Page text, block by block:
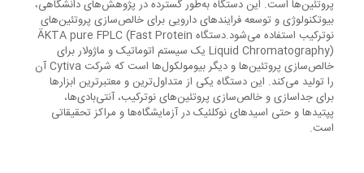
پروتئین‌ها است. این دستگاه به‌طور گسترده در پژوهش‌های دانشگاهی،
بیوتکنولوژی و توسعه فرایندهای دارویی برای خالص‌سازی پروتئین‌های
نوترکیب استفاده می‌شود.دستگاه ÄKTA pure FPLC (Fast Protein
Liquid Chromatography) یک سیستم اتوماتیک و ماژولار برای
خالص‌سازی پروتئین‌ها و دیگر بیومولکول‌ها است که شرکت Cytiva آن
را تولید می‌کند. این دستگاه یکی از متداول‌ترین و معتبرترین ابزارها
برای جداسازی و خالص‌سازی پروتئین‌های نوترکیب، آنتی‌بادی‌ها،
پپتیدها و حتی اسیدهای نوکلئیک در آزمایشگاه‌ها و مراکز تحقیقاتی
است.